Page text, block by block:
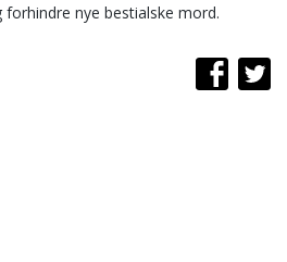
nye bestialske mord.